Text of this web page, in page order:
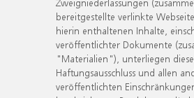
bereitgestellte verlinkte
hierin enthaltenen Inhalte,
veröffentlichter Dokumente
"Materialien"), unterliegen
Haftungsausschluss und allen
veröffentlichten